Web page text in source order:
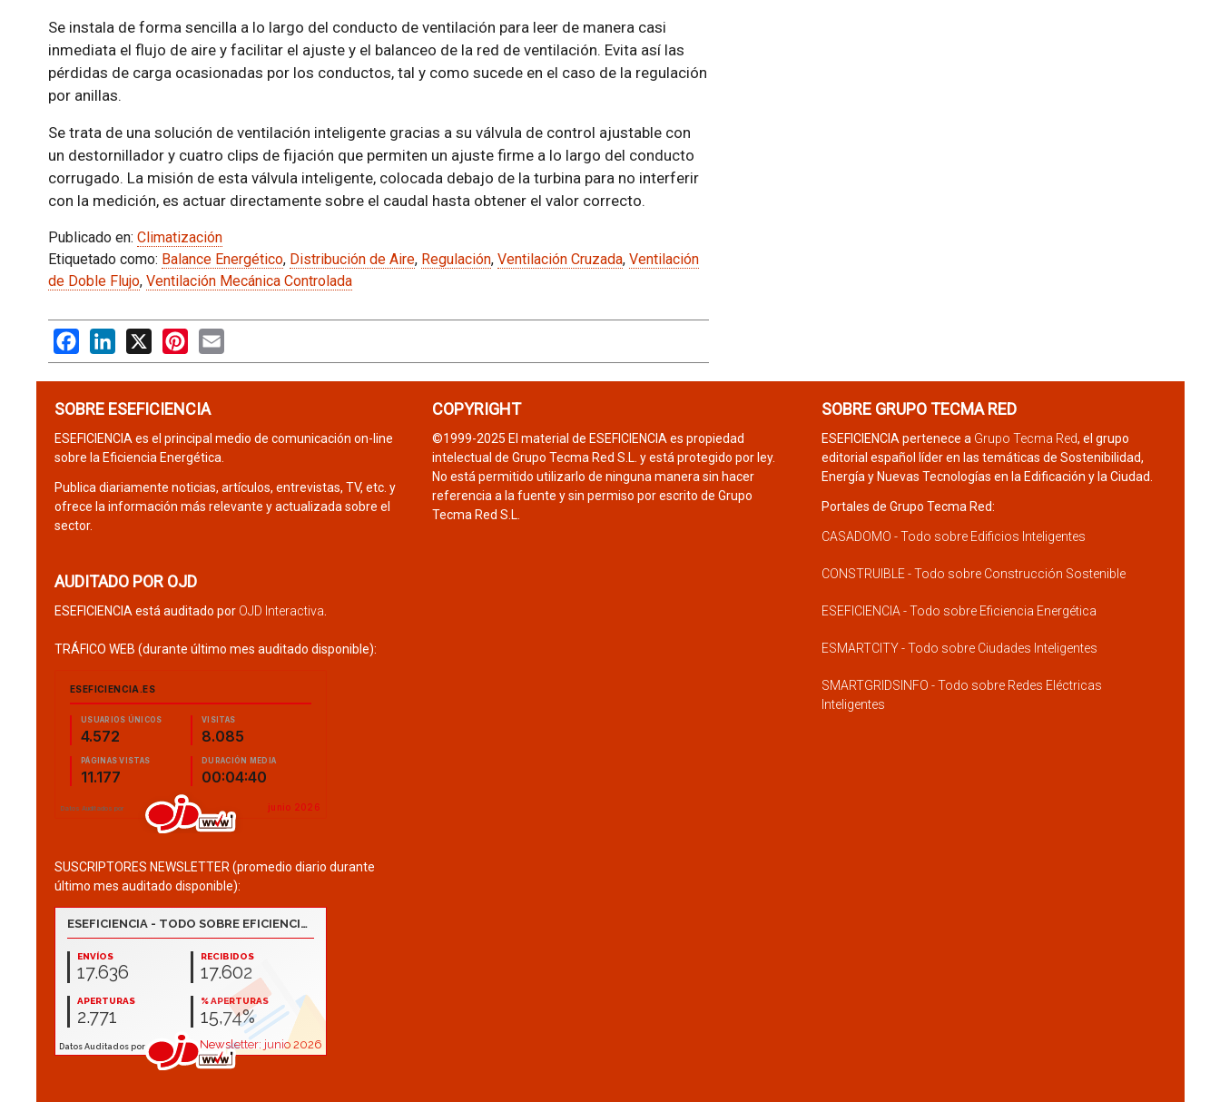
Se instala de forma sencilla a lo largo del conducto de ventilación para leer de manera casi
inmediata el flujo de aire y facilitar el ajuste y el balanceo de la red de ventilación. Evita así las
pérdidas de carga ocasionadas por los conductos, tal y como sucede en el caso de la regulación
por anillas.
Se trata de una solución de ventilación inteligente gracias a su válvula de control ajustable con
un destornillador y cuatro clips de fijación que permiten un ajuste firme a lo largo del conducto
corrugado. La misión de esta válvula inteligente, colocada debajo de la turbina para no interferir
con la medición, es actuar directamente sobre el caudal hasta obtener el valor correcto.
Publicado en: Climatización
Etiquetado como: Balance Energético, Distribución de Aire, Regulación, Ventilación Cruzada, Ventilación
de Doble Flujo, Ventilación Mecánica Controlada
FacebookLinkedIn
X PinterestEmail
SOBRE ESEFICIENCIA
ESEFICIENCIA es el principal medio de comunicación on-line
sobre la Eficiencia Energética.
Publica diariamente noticias, artículos, entrevistas, TV, etc. y
ofrece la información más relevante y actualizada sobre el
sector.
AUDITADO POR OJD
ESEFICIENCIA está auditado por OJD Interactiva
TRÁFICO WEB (durante último mes auditado disponible):
SUSCRIPTORES NEWSLETTER (promedio diario durante
último mes auditado disponible):
COPYRIGHT
©1999-2025 El material de ESEFICIENCIA es propiedad
intelectual de Grupo Tecma Red S.L. y está protegido por ley.
No está permitido utilizarlo de ninguna manera sin hacer
referencia a la fuente y sin permiso por escrito de Grupo
Tecma Red S.L.
SOBRE GRUPO TECMA RED
ESEFICIENCIA pertenece a Grupo Tecma Red, el grupo
editorial español líder en las temáticas de Sostenibilidad,
Energía y Nuevas Tecnologías en la Edificación y la Ciudad.
Portales de Grupo Tecma Red:
CASADOMO - Todo sobre Edificios Inteligentes
CONSTRUIBLE - Todo sobre Construcción Sostenible
ESEFICIENCIA - Todo sobre Eficiencia Energética
ESMARTCITY - Todo sobre Ciudades Inteligentes
SMARTGRIDSINFO - Todo sobre Redes Eléctricas
Inteligentes